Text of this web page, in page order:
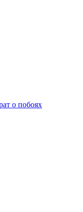
о побоях